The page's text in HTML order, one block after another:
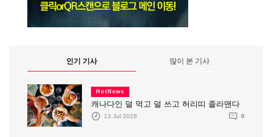
인기 기사 많이 본 기사
HotNews
캐나다인 덜 먹고 덜 쓰고 허리띠 졸라맨다
13 Jul 2026 0